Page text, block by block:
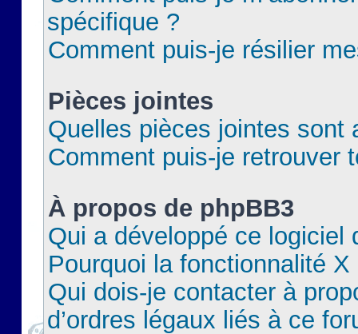
spécifique ?
Comment puis-je résilier
Pièces jointes
Quelles pièces jointes sont
Comment puis-je retrouver
À propos de phpBB3
Qui a développé ce logiciel
Pourquoi la fonctionnalité X
Qui dois-je contacter à
d’ordres légaux liés à ce